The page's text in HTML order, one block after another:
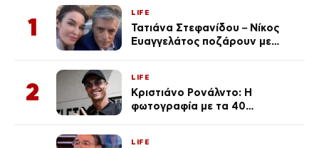
1
LIFE
Τατιάνα Στεφανίδου – Νίκος
Ευαγγελάτος ποζάρουν με
2
LIFE
Κριστιάνο Ρονάλντο: Η
φωτογραφία με τα 40
LIFE